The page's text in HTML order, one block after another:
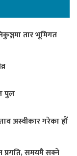
तार भूमिगत
पुल
अस्वीकार गरेका हौँ
प्रगति, समयमै सक्ने